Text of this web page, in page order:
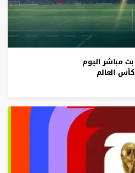
بث مباشر اليوم
كأس العالم